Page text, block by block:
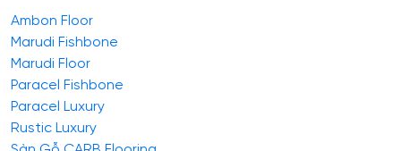
Ambon Floor
Marudi Fishbone
Marudi Floor
Paracel Fishbone
Paracel Luxury
Rustic Luxury